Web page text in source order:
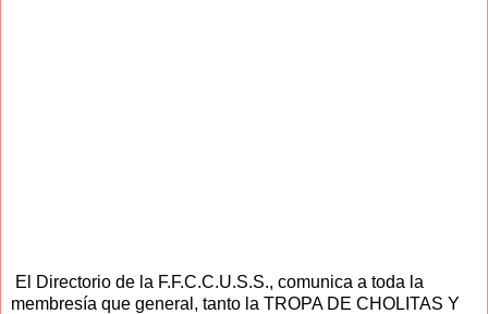
El Directorio de la F.F.C.C.U.S.S., comunica a toda la
membresía que general, tanto la TROPA DE CHOLITAS Y